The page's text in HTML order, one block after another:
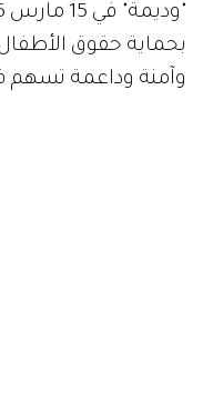
بحماية حقوق
وآمنة وداعمة تسهم